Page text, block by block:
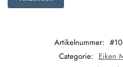
Artikelnummer:
Categorie: Eiken